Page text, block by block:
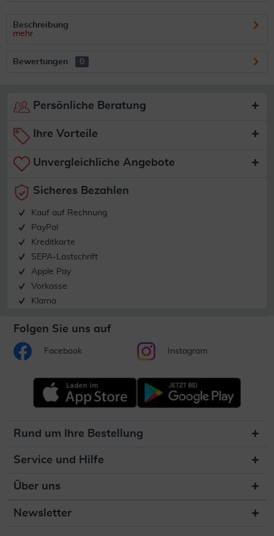
Beschreibung
mehr
Bewertungen 0
Persönliche Beratung
Ihre Vorteile
Unvergleichliche Angebote
Sicheres Bezahlen
Kauf auf Rechnung
PayPal
Kreditkarte
SEPA-Lastschrift
Apple Pay
Vorkasse
Klarna
Folgen Sie uns auf
Facebook Instagram
Rund um Ihre Bestellung
Service und Hilfe
Über uns
Newsletter